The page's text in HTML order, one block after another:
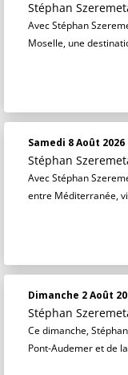
Stéphan
Avec Stéphan
Moselle, une
Samedi 8 Août 2026
Stéphan
Avec Stéphan
entre Méditerranée,
Dimanche 2 Août
Stéphan
Ce dimanche,
Pont-Audemer et de